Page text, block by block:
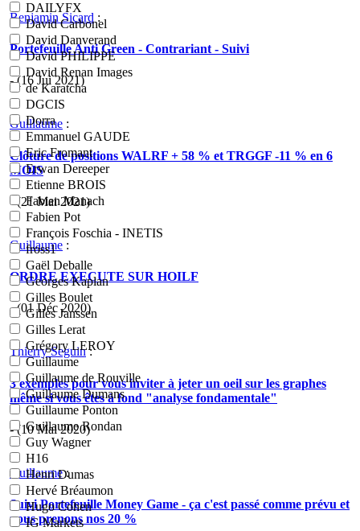
DAILYFX
David Carbonel
David Danverand
David PHILIPPE
David Renan Images
de Karatcha
DGCIS
Dorra
Emmanuel GAUDE
Eric Fromant
Erwan Dereeper
Etienne BROIS
Fabien Manach
Fabien Pot
François Foschia - INETIS
fross1
Gaël Deballe
Georges Kaplan
Gilles Boulet
Gilles Janssen
Gilles Lerat
Grégory LEROY
Guillaume
Guillaume de Rouville
Guillaume Dumans
Guillaume Ponton
Guillaume Rondan
Guy Wagner
H16
Henri Dumas
Hervé Bréaumon
Hugo Cohen
IG Markets
Benjamin Sicard :
Portefeuille Anti Green - Contrariant - Suivi
- (16 Jui 2021)
Guillaume :
Clôture de positions WALRF + 58 % et TRGGF -11 % en 6
MOIS
- (21 Mai 2021)
Guillaume :
ORDRE EXECUTE SUR HOILF
- (01 Déc 2020)
Thierry Seguin:
3 exemples pour vous inviter à jeter un oeil sur les graphes
même si vous êtes à fond "analyse fondamentale"
- (10 Mai 2020)
Guillaume:
Suivi Portefeuille Money Game - ça c'est passé comme prévu et
nous prenons nos 20 %